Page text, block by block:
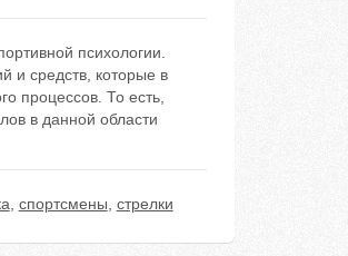
психологии.
и средств, которые в
процессов. То есть,
в данной области
спортсмены стрелки